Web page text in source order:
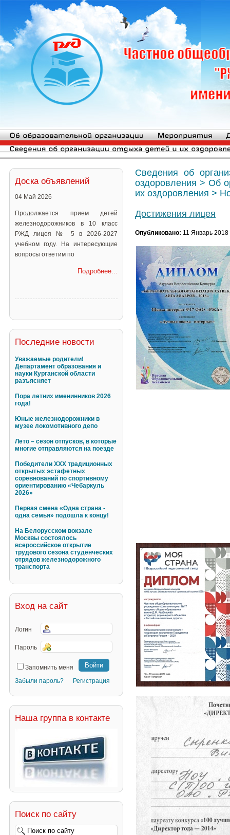
Доска объявлений
04 Май 2026
Продолжается прием детей
железнодорожников в 10 класс
РЖД лицея № 5 в 2026-2027
учебном году. На интересующие
вопросы ответим по
Подробнее...
Последние новости
Уважаемые родители!
Департамент образования и
науки Курганской области
разъясняет
Пора летних именинников 2026
года!
Юные железнодорожники в
музее локомотивного депо
Лето – сезон отпусков, в которые
многие отправляются на поезде
Победители XXX традиционных
открытых эстафетных
соревнований по спортивному
ориентированию «Чебаркуль
2026»
Первая смена «Одна страна -
одна семья» подошла к концу!
На Белорусском вокзале
Москвы состоялось
всероссийское открытие
трудового сезона студенческих
отрядов железнодорожного
транспорта
Вход на сайт
Логин
Пароль
Запомнить меня
Забыли пароль?
Регистрация
Наша группа в контакте
Поиск по сайту
Сведения об
оздоровления > Об
их оздоровления >
Достижения лицея
Опубликовано: 11 Январь 2018